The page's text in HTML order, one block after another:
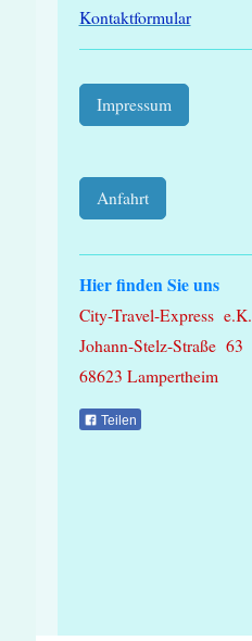
Kontaktformular
Impressum
Anfahrt
Hier finden Sie uns
City-Travel-Express e.K.
Johann-Stelz-Straße 63
68623 Lampertheim
Teilen